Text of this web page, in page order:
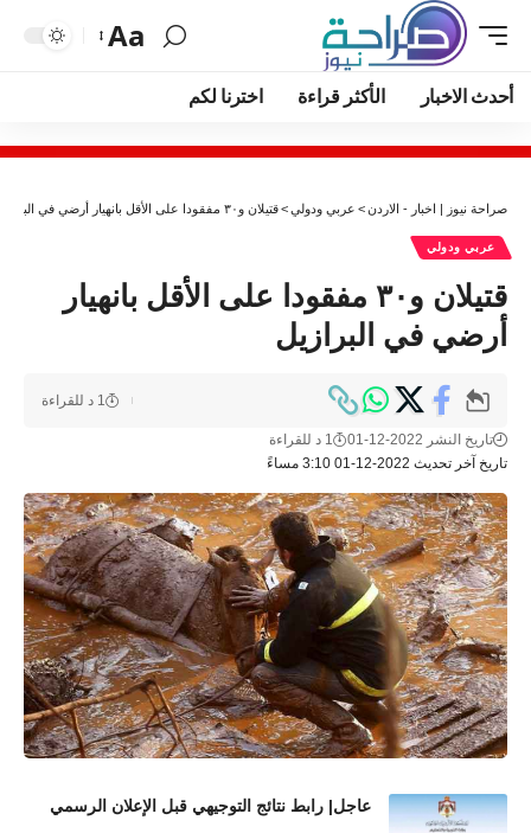
Aa
أحدث الاخبار الأكثر قراءة اخترنا لكم
صراحة نيوز | اخبار - الاردن> عربي ودولي>قتيلان و٣٠ مفقودا على الأقل بانهيار أرضي في البرازيل
عربي ودولي
قتيلان و٣٠ مفقودا على الأقل بانهيار
أرضي في البرازيل
تاريخ آخر تحديث 2022-12-01 3:10 مساءً
تاريخ النشر 2022-12-01 1 د للقراءة
1 د للقراءة
عاجل| رابط نتائج التوجيهي قبل الإعلان الرسمي